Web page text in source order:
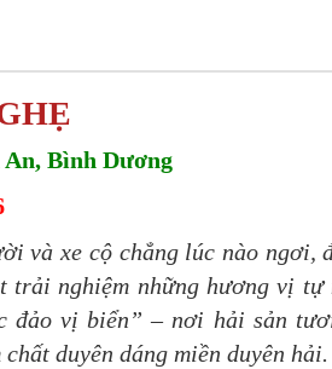
Bình Dương
và xe cộ chẳng lúc nào ngơi,
trải nghiệm những hương vị tự
đảo vị biển” – nơi hải sản
duyên dáng miền duyên hải.